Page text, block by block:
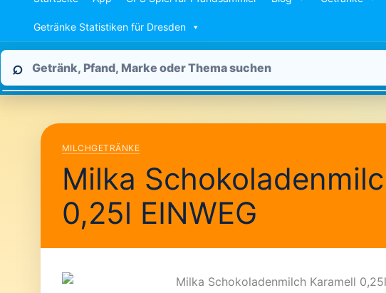
Getränke Statistiken für Dresden
Pfandpirat
durchsuchen
⌕
MILCHGETRÄNKE
Milka
0,25l EINWEG